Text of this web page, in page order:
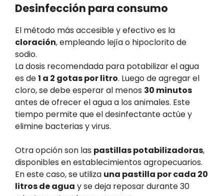
Desinfección para consumo
El método más accesible y efectivo es la
cloración, empleando lejía o hipoclorito de
sodio.
La dosis recomendada para potabilizar el agua
es de1 a 2 gotas por litro. Luego de agregar el
cloro, se debe esperar al menos 30 minutos
antes de ofrecer el agua a los animales. Este
tiempo permite que el desinfectante actúe y
elimine bacterias y virus.
Otra opción son las pastillas potabilizadoras,
disponibles en establecimientos agropecuarios.
En este caso, se utiliza una pastilla por cada 20
litros de agua y se deja reposar durante 30